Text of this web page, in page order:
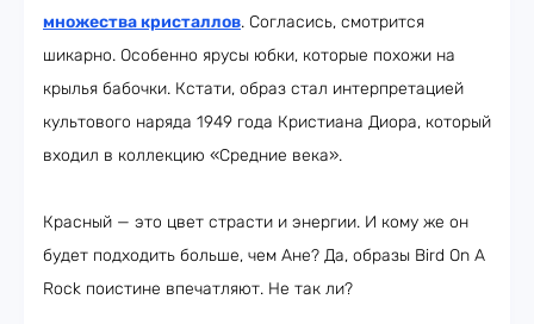
множества кристаллов. Согласись, смотрится
шикарно. Особенно ярусы юбки, которые похожи на
крылья бабочки. Кстати, образ стал интерпретацией
культового наряда 1949 года Кристиана Диора, который
входил в коллекцию «Средние века».
Красный — это цвет страсти и энергии. И кому же он
будет подходить больше, чем Ане? Да, образы Bird On A
Rock поистине впечатляют. Не так ли?